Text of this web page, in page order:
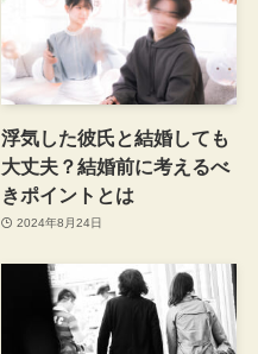
浮気した彼氏と結婚しても
大丈夫？結婚前に考えるべ
きポイントとは
2024年8月24日